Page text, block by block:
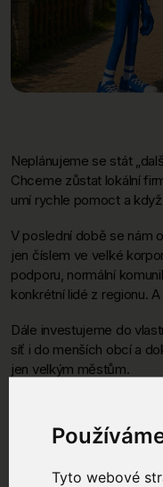
Tyto webové
Neplánujeme se stát
Chceme zůstat lokální
umí rychle pomoct a
V poslední době se nám
jen číslem ve velké
podporu, normální
konkrétní lidé z regionu.
Dále investujeme do
síť i do menších obcí a
jen velkým městům.
námi. 💚